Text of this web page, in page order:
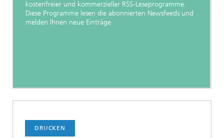
kostenfreier und kommerzieller RSS-Leseprogramme.
Diese Programme lesen die abonnierten Newsfeeds und
melden Ihnen neue Einträge.
DRUCKEN